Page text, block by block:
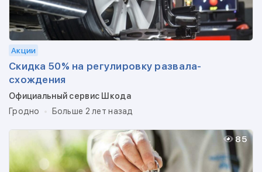
Акции
Скидка 50% на регулировку развала-
схождения
Официальный сервис Шкода
Гродно
Больше 2 лет назад
85